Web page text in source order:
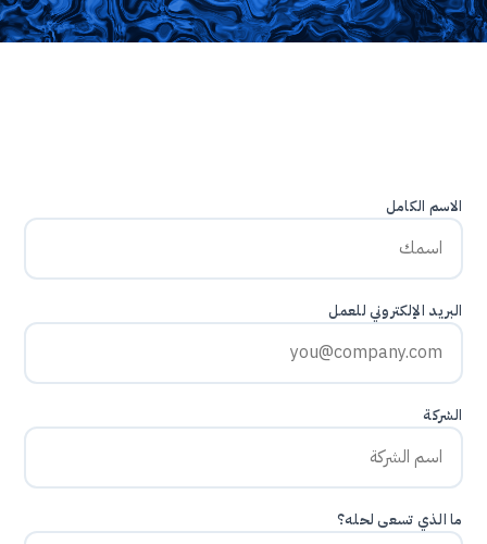
الاسم الكامل
البريد الإلكتروني للعمل
الشركة
ما الذي تسعى لحله؟